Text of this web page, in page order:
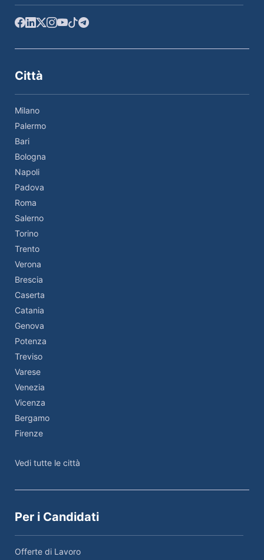
Città
Milano
Palermo
Bari
Bologna
Napoli
Padova
Roma
Salerno
Torino
Trento
Verona
Brescia
Caserta
Catania
Genova
Potenza
Treviso
Varese
Venezia
Vicenza
Bergamo
Firenze
Vedi tutte le città
Per i Candidati
Offerte di Lavoro